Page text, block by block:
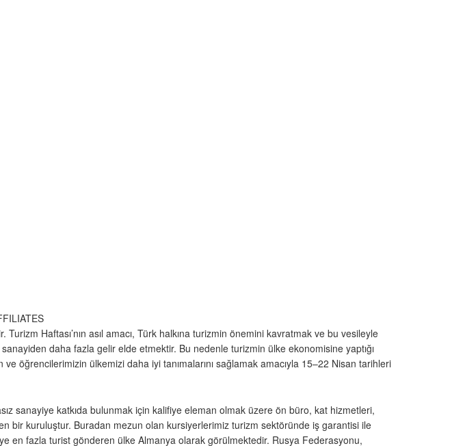
Haftası’nın asıl amacı, Türk halkına turizmin önemini kavratmak ve bu vesileyle
sanayiden daha fazla gelir elde etmektir. Bu nedenle turizmin ülke ekonomisine yaptığı
ve öğrencilerimizin ülkemizi daha iyi tanımalarını sağlamak amacıyla 15–22 Nisan tarihleri
sanayiye katkıda bulunmak için kalifiye eleman olmak üzere ön büro, kat hizmetleri,
bir kuruluştur. Buradan mezun olan kursiyerlerimiz turizm sektöründe iş garantisi ile
en fazla turist gönderen ülke Almanya olarak görülmektedir. Rusya Federasyonu,